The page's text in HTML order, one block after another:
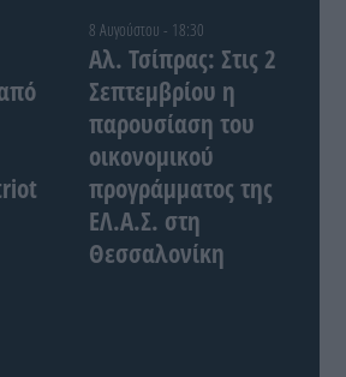
8 Αυγούστου - 18:30
Αλ. Τσίπρας: Στις 2
Σεπτεμβρίου η
παρουσίαση του
οικονομικού
προγράμματος της
ΕΛ.Α.Σ. στη
Θεσσαλονίκη